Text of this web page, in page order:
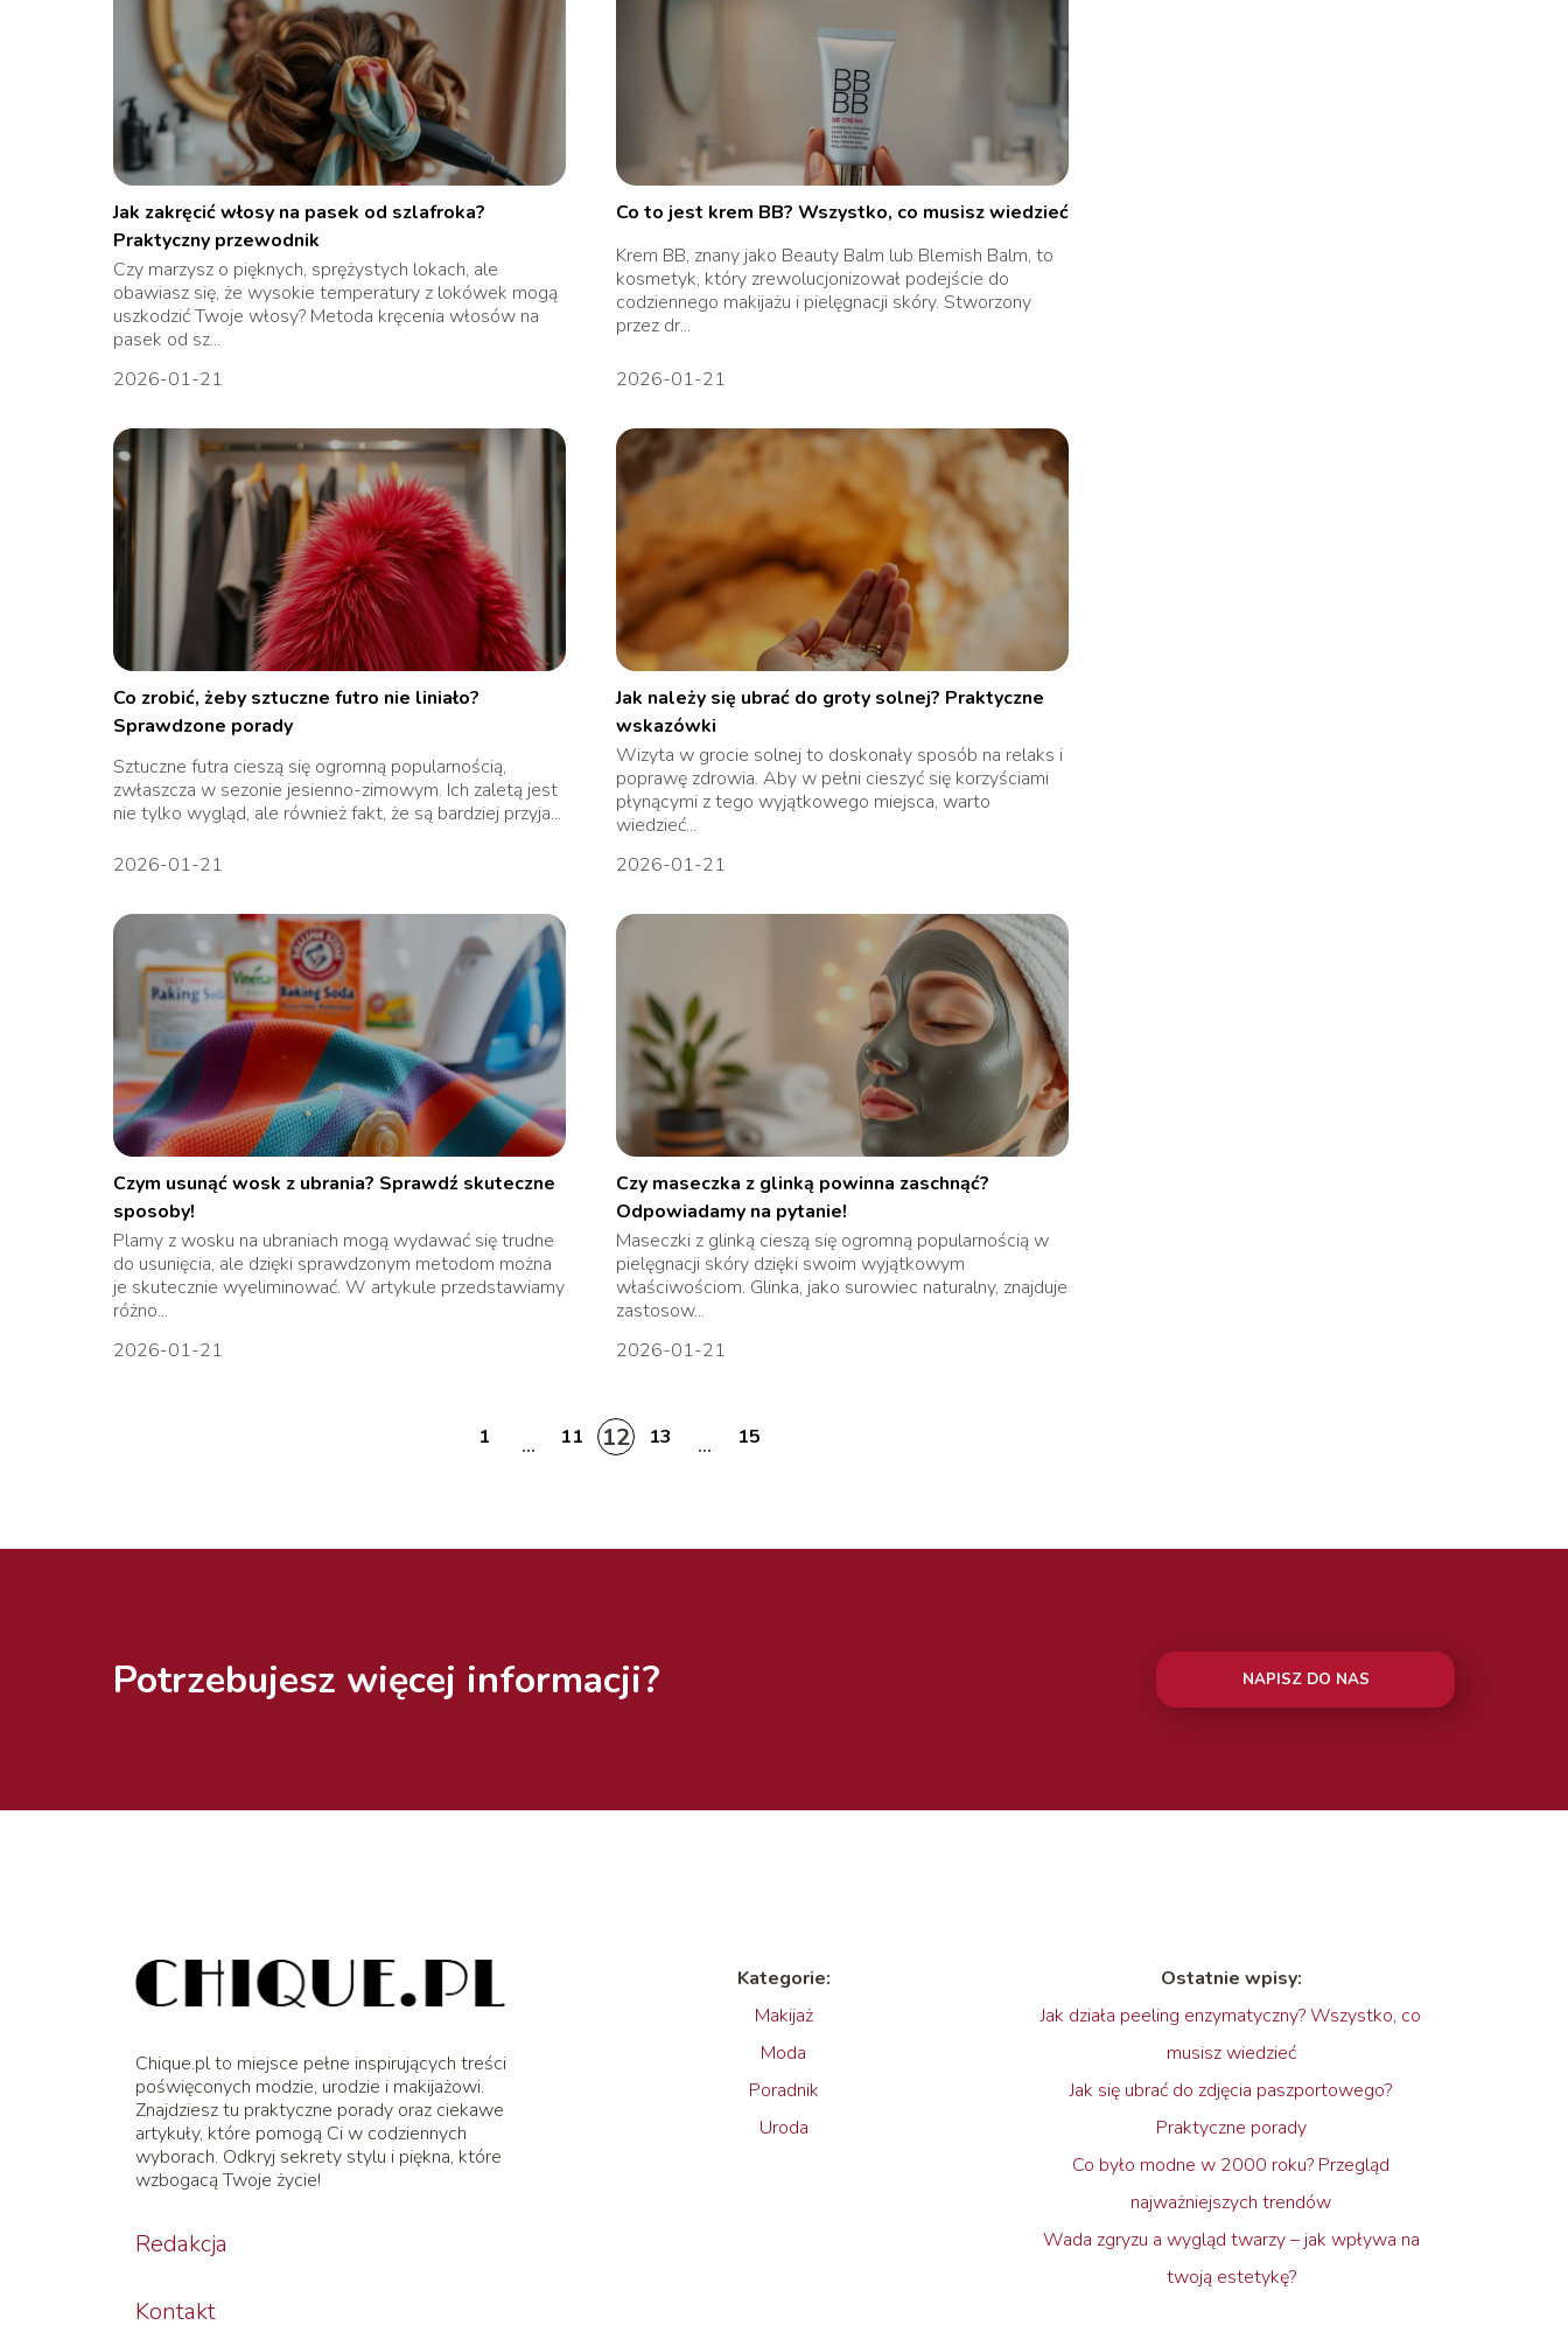
Jak zakręcić włosy na pasek od szlafroka?
Praktyczny przewodnik
Czy marzysz o pięknych, sprężystych lokach, ale
obawiasz się, że wysokie temperatury z lokówek mogą
uszkodzić Twoje włosy? Metoda kręcenia włosów na
pasek od sz...
2026-01-21
Co to jest krem BB? Wszystko, co musisz wiedzieć
Krem BB, znany jako Beauty Balm lub Blemish Balm, to
kosmetyk, który zrewolucjonizował podejście do
codziennego makijażu i pielęgnacji skóry. Stworzony
przez dr...
2026-01-21
Co zrobić, żeby sztuczne futro nie liniało?
Sprawdzone porady
Sztuczne futra cieszą się ogromną popularnością,
zwłaszcza w sezonie jesienno-zimowym. Ich zaletą jest
nie tylko wygląd, ale również fakt, że są bardziej przyja...
2026-01-21
Jak należy się ubrać do groty solnej? Praktyczne
wskazówki
Wizyta w grocie solnej to doskonały sposób na relaks i
poprawę zdrowia. Aby w pełni cieszyć się korzyściami
płynącymi z tego wyjątkowego miejsca, warto
wiedzieć...
2026-01-21
Czym usunąć wosk z ubrania? Sprawdź skuteczne
sposoby!
Plamy z wosku na ubraniach mogą wydawać się trudne
do usunięcia, ale dzięki sprawdzonym metodom można
je skutecznie wyeliminować. W artykule przedstawiamy
różno...
2026-01-21
Czy maseczka z glinką powinna zaschnąć?
Odpowiadamy na pytanie!
Maseczki z glinką cieszą się ogromną popularnością w
pielęgnacji skóry dzięki swoim wyjątkowym
właściwościom. Glinka, jako surowiec naturalny, znajduje
zastosow...
2026-01-21
1 ... 11 12 13 ... 15
Potrzebujesz więcej informacji? NAPISZ DO NAS
Chique.pl to miejsce pełne inspirujących treści
poświęconych modzie, urodzie i makijażowi.
Znajdziesz tu praktyczne porady oraz ciekawe
artykuły, które pomogą Ci w codziennych
wyborach. Odkryj sekrety stylu i piękna, które
wzbogacą Twoje życie!
Redakcja
Kontakt
Kategorie:
Makijaż
Moda
Poradnik
Uroda
Ostatnie wpisy:
Jak działa peeling enzymatyczny? Wszystko, co
musisz wiedzieć
Jak się ubrać do zdjęcia paszportowego?
Praktyczne porady
Co było modne w 2000 roku? Przegląd
najważniejszych trendów
Wada zgryzu a wygląd twarzy – jak wpływa na
twoją estetykę?